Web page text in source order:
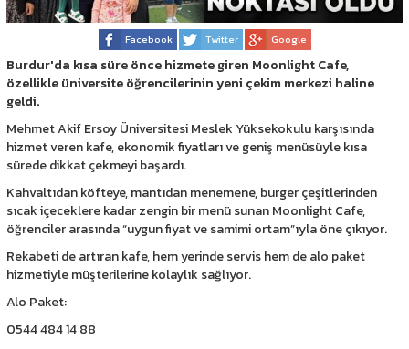
Facebook Twitter Google
Burdur'da kısa süre önce hizmete giren Moonlight Cafe,
özellikle üniversite öğrencilerinin yeni çekim merkezi haline
geldi.
Mehmet Akif Ersoy Üniversitesi Meslek Yüksekokulu karşısında
hizmet veren kafe, ekonomik fiyatları ve geniş menüsüyle kısa
sürede dikkat çekmeyi başardı.
Kahvaltıdan köfteye, mantıdan menemene, burger çeşitlerinden
sıcak içeceklere kadar zengin bir menü sunan Moonlight Cafe,
öğrenciler arasında “uygun fiyat ve samimi ortam”ıyla öne çıkıyor.
Rekabeti de artıran kafe, hem yerinde servis hem de alo paket
hizmetiyle müşterilerine kolaylık sağlıyor.
Alo Paket:
0544 484 14 88